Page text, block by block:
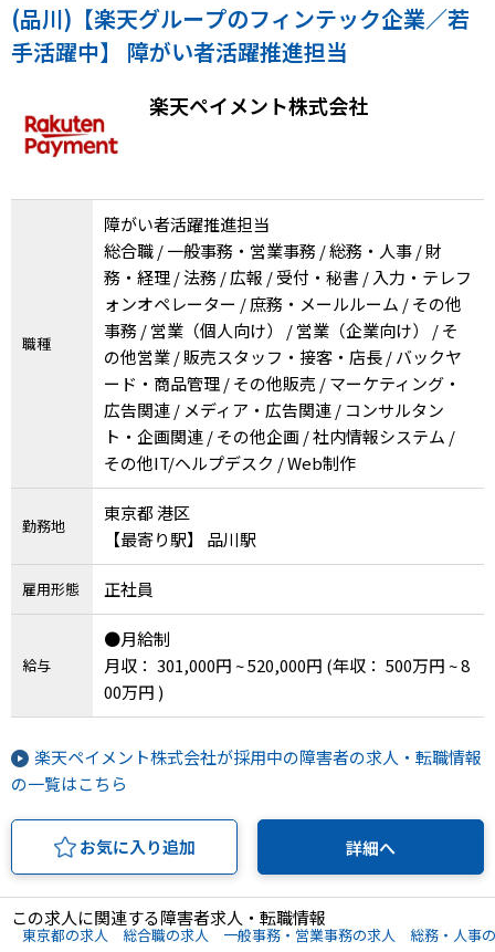
(品川)【楽天グループのフィンテック企業／若
手活躍中】 障がい者活躍推進担当
楽天ペイメント株式会社
職種
障がい者活躍推進担当
総合職 / 一般事務・営業事務 / 総務・人事 / 財
務・経理 / 法務 / 広報 / 受付・秘書 / 入力・テレフ
ォンオペレーター / 庶務・メールルーム / その他
事務 / 営業（個人向け） / 営業（企業向け） / そ
の他営業 / 販売スタッフ・接客・店長 / バックヤ
ード・商品管理 / その他販売 / マーケティング・
広告関連 / メディア・広告関連 / コンサルタン
ト・企画関連 / その他企画 / 社内情報システム /
その他IT/ヘルプデスク / Web制作
勤務地
東京都 港区
【最寄り駅】 品川駅
雇用形態 正社員
給与
●月給制
月収： 301,000円 ~ 520,000円 (年収： 500万円 ~ 8
00万円 )
楽天ペイメント株式会社が採用中の障害者の求人・転職情報
の一覧はこちら
お気に入り追加 詳細へ
この求人に関連する障害者求人・転職情報
東京都の求人 総合職の求人 一般事務・営業事務の求人 総務・人事